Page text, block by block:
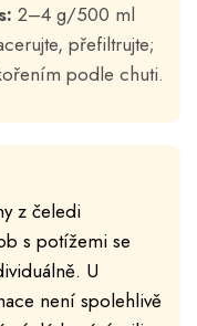
2–4 g/500 ml
přefiltrujte;
podle chuti.
z čeledi
s potížemi se
U
není spolehlivě